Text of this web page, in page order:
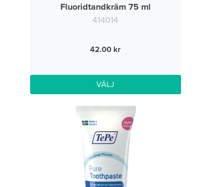
Fluoridtandkräm 75 ml
414014
42.00
VÄLJ